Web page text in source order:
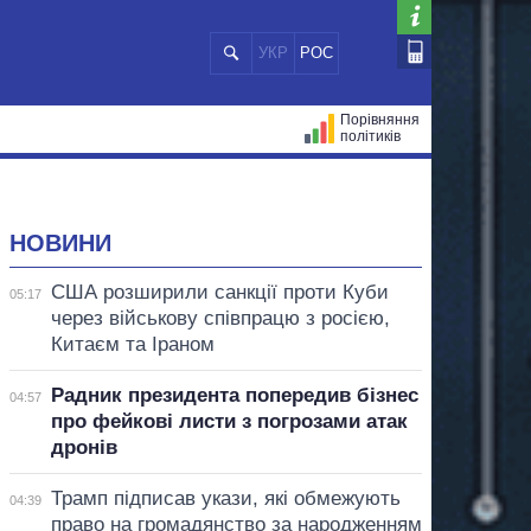
УКР РОС
Порівняння
політиків
НОВИНИ
05:17
США розширили санкції проти Куби
через військову співпрацю з росією,
Китаєм та Іраном
04:57
Радник президента попередив бізнес
про фейкові листи з погрозами атак
дронів
04:39
Трамп підписав укази, які обмежують
право на громадянство за народженням